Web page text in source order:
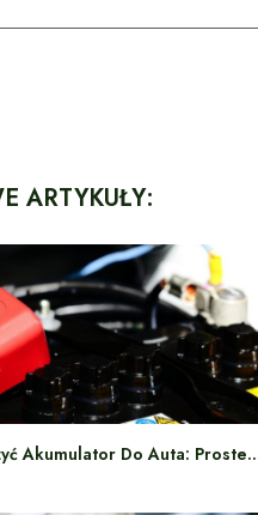
ARTYKUŁY:
Akumulator Do Auta: